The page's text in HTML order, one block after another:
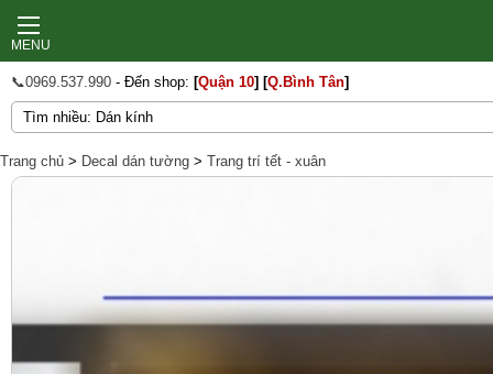
MENU
📞0969.537.990 - Đến shop: [Quận 10] [Q.Bình Tân]
Trang chủ > Decal dán tường > Trang trí tết - xuân